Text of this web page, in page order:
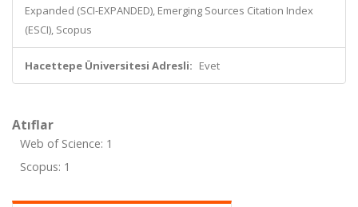
Expanded (SCI-EXPANDED), Emerging Sources Citation Index
(ESCI), Scopus
Hacettepe Üniversitesi Adresli: Evet
Atıflar
Web of Science: 1
Scopus: 1